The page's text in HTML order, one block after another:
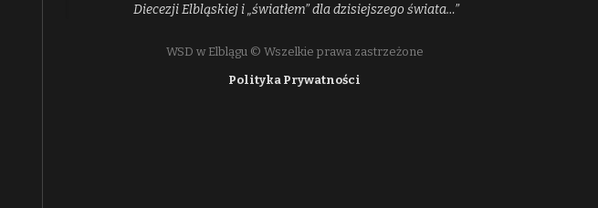
Diecezji Elbląskiej i „światłem” dla dzisiejszego świata…”
WSD w Elblągu © Wszelkie prawa zastrzeżone
Polityka Prywatności